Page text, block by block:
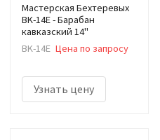
Мастерская Бехтеревых
BK-14E - Барабан
кавказский 14"
BK-14E Цена по запросу
Узнать цену